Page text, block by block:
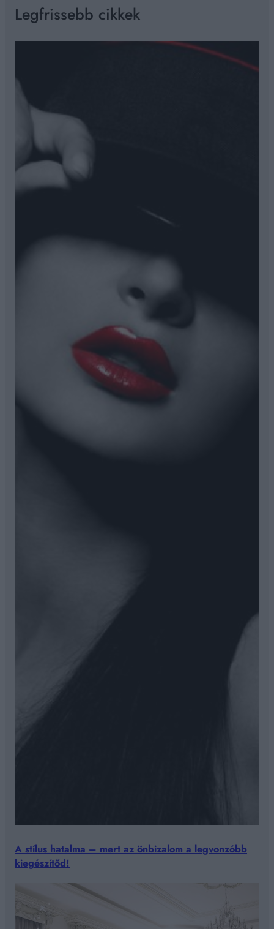
r
c
Legfrissebb cikkek
A stílus hatalma – mert az önbizalom a legvonzóbb
kiegészítőd!